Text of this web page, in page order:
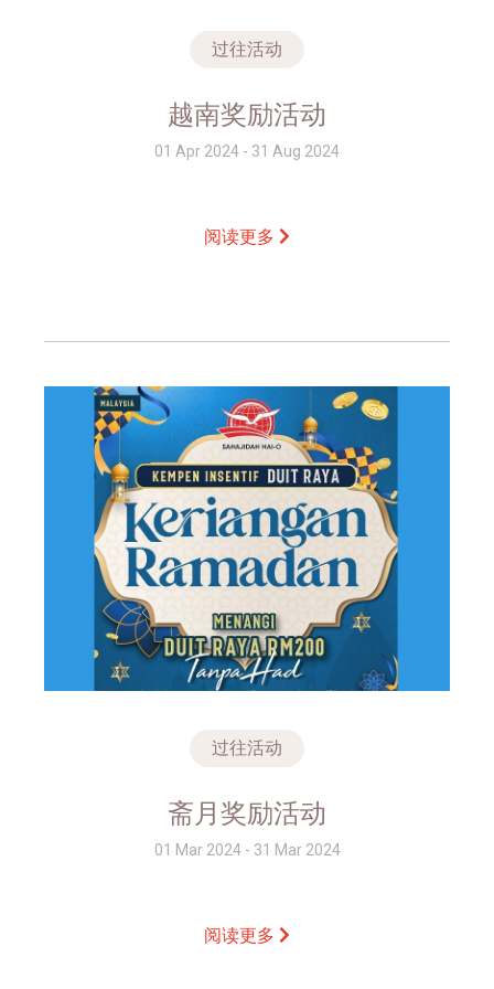
过往活动
越南奖励活动
01 Apr 2024 - 31 Aug 2024
阅读更多
过往活动
斋月奖励活动
01 Mar 2024 - 31 Mar 2024
阅读更多